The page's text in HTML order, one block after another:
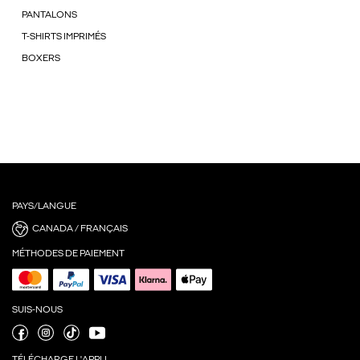
PANTALONS
T-SHIRTS IMPRIMÉS
BOXERS
PAYS/LANGUE
CANADA / FRANÇAIS
MÉTHODES DE PAIEMENT
SUIS-NOUS